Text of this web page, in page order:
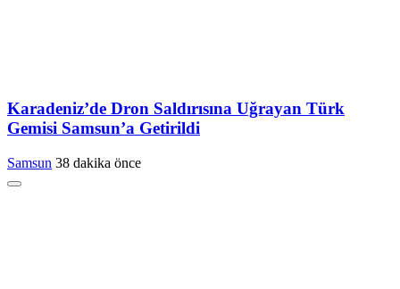
Karadeniz’de Dron Saldırısına Uğrayan Türk
Gemisi Samsun’a Getirildi
Samsun 38 dakika önce